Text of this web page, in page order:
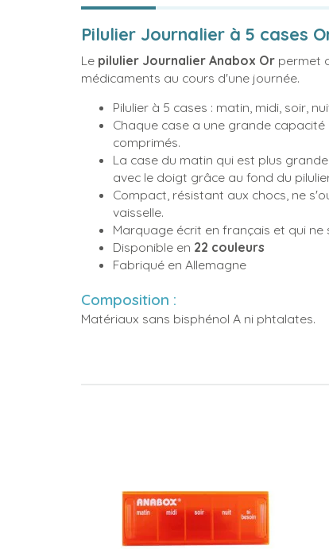
Pilulier Journalier à 5 cases
Le pilulier Journalier Anabox Or permet
médicaments au cours d'une journée.
Pilulier à 5 cases : matin, midi, soir,
Chaque case a une grande
comprimés.
La case du matin qui est plus
avec le doigt grâce au fond du
Compact, résistant aux chocs, ne
vaisselle.
Marquage écrit en français et qui
Disponible en 22 couleurs
Fabriqué en Allemagne
Composition :
Matériaux sans bisphénol A ni phtalates.